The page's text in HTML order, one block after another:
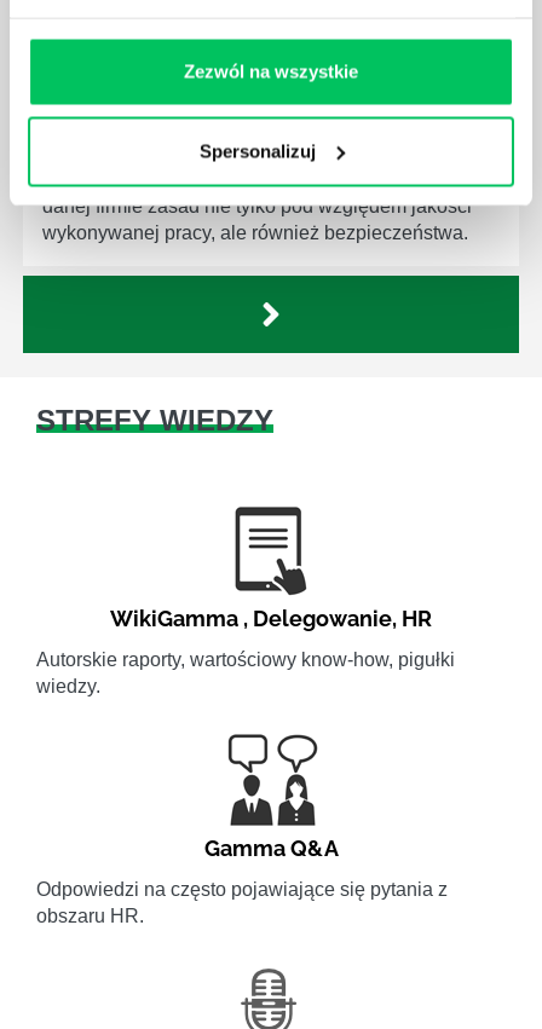
Zezwól na wszystkie
Spersonalizuj
CZYM ZAJMUJE SIĘ AUDYTOR WEWNĘTRZNY
LABORATORIUM?
W każdym miejscu pracy osoby zatrudnione na
poszczególne stanowiska muszą wykonywać
zgodnie z zaleceniami powierzone sobie zadania.
Ich obowiązkiem jest przestrzeganie panujących w
danej firmie zasad nie tylko pod względem jakości
wykonywanej pracy, ale również bezpieczeństwa.
STREFY WIEDZY
WikiGamma , Delegowanie, HR
Autorskie raporty, wartościowy know-how, pigułki
wiedzy.
Gamma Q&A
Odpowiedzi na często pojawiające się pytania z
obszaru HR.